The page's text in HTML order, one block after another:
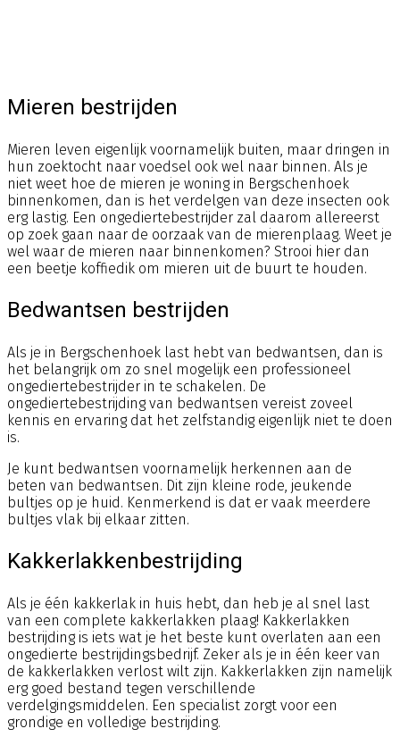
Mieren bestrijden
Mieren leven eigenlijk voornamelijk buiten, maar dringen in
hun zoektocht naar voedsel ook wel naar binnen. Als je
niet weet hoe de mieren je woning in Bergschenhoek
binnenkomen, dan is het verdelgen van deze insecten ook
erg lastig. Een ongediertebestrijder zal daarom allereerst
op zoek gaan naar de oorzaak van de mierenplaag. Weet je
wel waar de mieren naar binnenkomen? Strooi hier dan
een beetje koffiedik om mieren uit de buurt te houden.
Bedwantsen bestrijden
Als je in Bergschenhoek last hebt van bedwantsen, dan is
het belangrijk om zo snel mogelijk een professioneel
ongediertebestrijder in te schakelen. De
ongediertebestrijding van bedwantsen vereist zoveel
kennis en ervaring dat het zelfstandig eigenlijk niet te doen
is.
Je kunt bedwantsen voornamelijk herkennen aan de
beten van bedwantsen. Dit zijn kleine rode, jeukende
bultjes op je huid. Kenmerkend is dat er vaak meerdere
bultjes vlak bij elkaar zitten.
Kakkerlakkenbestrijding
Als je één kakkerlak in huis hebt, dan heb je al snel last
van een complete kakkerlakken plaag! Kakkerlakken
bestrijding is iets wat je het beste kunt overlaten aan een
ongedierte bestrijdingsbedrijf. Zeker als je in één keer van
de kakkerlakken verlost wilt zijn. Kakkerlakken zijn namelijk
erg goed bestand tegen verschillende
verdelgingsmiddelen. Een specialist zorgt voor een
grondige en volledige bestrijding.